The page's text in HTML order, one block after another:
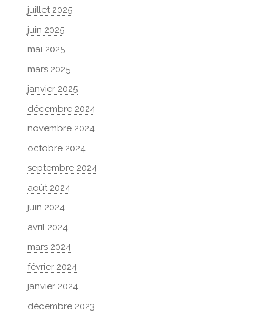
juillet 2025
juin 2025
mai 2025
mars 2025
janvier 2025
décembre 2024
novembre 2024
octobre 2024
septembre 2024
août 2024
juin 2024
avril 2024
mars 2024
février 2024
janvier 2024
décembre 2023